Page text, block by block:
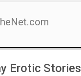
Erotic Stories